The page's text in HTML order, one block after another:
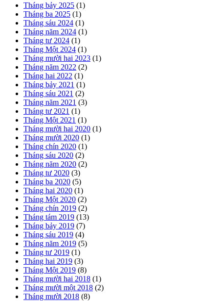
Tháng bảy 2025 (1)
Tháng ba 2025 (1)
Tháng sáu 2024 (1)
Tháng năm 2024 (1)
Tháng tư 2024 (1)
Tháng Một 2024 (1)
Tháng mười hai 2023 (1)
Tháng năm 2022 (2)
Tháng hai 2022 (1)
Tháng bảy 2021 (1)
Tháng sáu 2021 (2)
Tháng năm 2021 (3)
Tháng tư 2021 (1)
Tháng Một 2021 (1)
Tháng mười hai 2020 (1)
Tháng mười 2020 (1)
Tháng chín 2020 (1)
Tháng sáu 2020 (2)
Tháng năm 2020 (2)
Tháng tư 2020 (3)
Tháng ba 2020 (5)
Tháng hai 2020 (1)
Tháng Một 2020 (2)
Tháng chín 2019 (2)
Tháng tám 2019 (13)
Tháng bảy 2019 (7)
Tháng sáu 2019 (4)
Tháng năm 2019 (5)
Tháng tư 2019 (1)
Tháng hai 2019 (3)
Tháng Một 2019 (8)
Tháng mười hai 2018 (1)
Tháng mười một 2018 (2)
Tháng mười 2018 (8)